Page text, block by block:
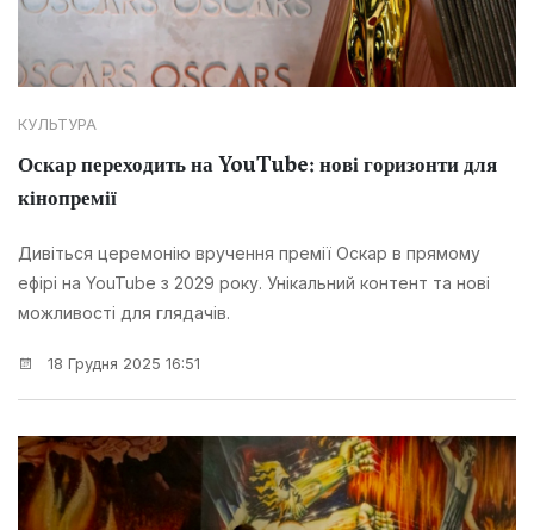
КУЛЬТУРА
Оскар переходить на YouTube: нові горизонти для
кінопремії
Дивіться церемонію вручення премії Оскар в прямому
ефірі на YouTube з 2029 року. Унікальний контент та нові
можливості для глядачів.
18 Грудня 2025 16:51